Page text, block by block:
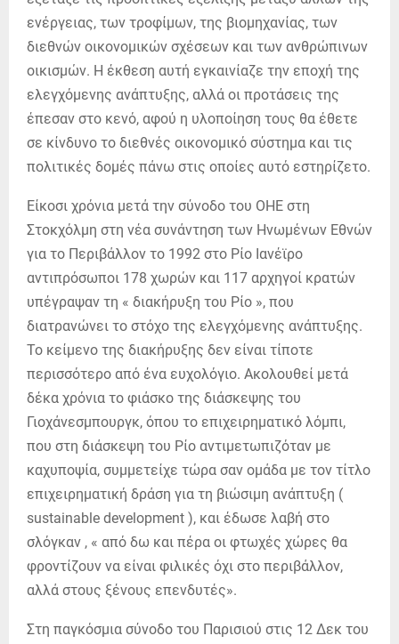
ενέργειας, των τροφίμων, της βιομηχανίας, των
διεθνών οικονομικών σχέσεων και των ανθρώπινων
οικισμών. Η έκθεση αυτή εγκαινίαζε την εποχή της
ελεγχόμενης ανάπτυξης, αλλά οι προτάσεις της
έπεσαν στο κενό, αφού η υλοποίηση τους θα έθετε
σε κίνδυνο το διεθνές οικονομικό σύστημα και τις
πολιτικές δομές πάνω στις οποίες αυτό εστηρίζετο.
Είκοσι χρόνια μετά την σύνοδο του ΟΗΕ στη
Στοκχόλμη στη νέα συνάντηση των Ηνωμένων Εθνών
για το Περιβάλλον το 1992 στο Ρίο Ιανέϊρο
αντιπρόσωποι 178 χωρών και 117 αρχηγοί κρατών
υπέγραψαν τη « διακήρυξη του Ρίο », που
διατρανώνει το στόχο της ελεγχόμενης ανάπτυξης.
Το κείμενο της διακήρυξης δεν είναι τίποτε
περισσότερο από ένα ευχολόγιο. Ακολουθεί μετά
δέκα χρόνια το φιάσκο της διάσκεψης του
Γιοχάνεσμπουργκ, όπου το επιχειρηματικό λόμπι,
που στη διάσκεψη του Ρίο αντιμετωπιζόταν με
καχυποψία, συμμετείχε τώρα σαν ομάδα με τον τίτλο
επιχειρηματική δράση για τη βιώσιμη ανάπτυξη (
sustainable development ), και έδωσε λαβή στο
σλόγκαν , « από δω και πέρα οι φτωχές χώρες θα
φροντίζουν να είναι φιλικές όχι στο περιβάλλον,
αλλά στους ξένους επενδυτές».
Στη παγκόσμια σύνοδο του Παρισιού στις 12 Δεκ του